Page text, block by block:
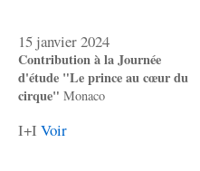
15 janvier 2024
Contribution à la Journée
d'étude "Le prince au cœur du
cirque" Monaco
I+I Voir